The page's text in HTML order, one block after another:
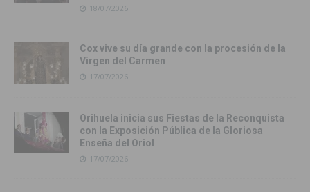
18/07/2026
Cox vive su día grande con la procesión de la
Virgen del Carmen
17/07/2026
Orihuela inicia sus Fiestas de la Reconquista
con la Exposición Pública de la Gloriosa
Enseña del Oriol
17/07/2026